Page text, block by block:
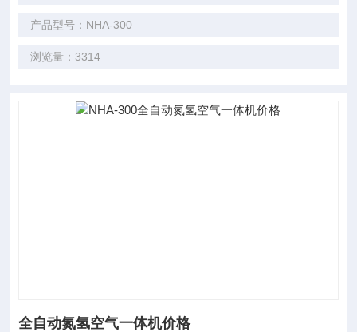
产品型号：NHA-300
浏览量：3314
全自动氮氢空气一体机价格